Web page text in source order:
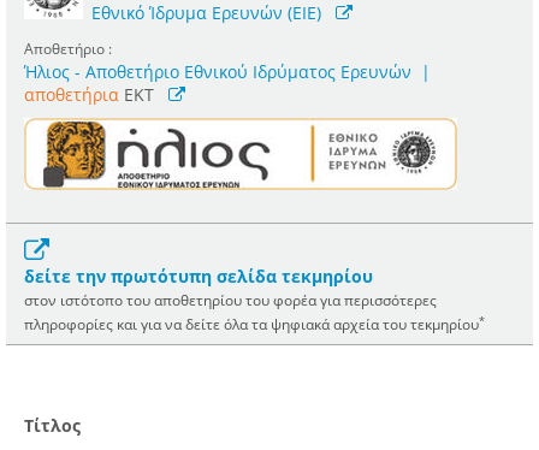
Εθνικό Ίδρυμα Ερευνών (ΕΙΕ)
Αποθετήριο :
Ήλιος - Αποθετήριο Εθνικού Ιδρύματος Ερευνών
|
αποθετήρια EKT
δείτε την πρωτότυπη σελίδα τεκμηρίου
στον ιστότοπο του αποθετηρίου του φορέα για περισσότερες
πληροφορίες και για να δείτε όλα τα ψηφιακά αρχεία του τεκμηρίου*
Τίτλος